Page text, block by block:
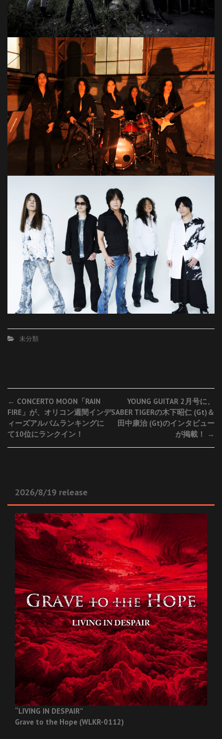
未分類
Post
navigation
← CONCERTO MOON「RAIN
FIRE」が、オリコン週間インデ
ィーズアルバムランキングに
て10位にランクイン！
YOUNG GUITAR 2月号に、
SABER TIGERの木下昭仁 (Gt)＆
田中康治 (Gt)のインタビュー
が掲載！
→
2026/8/19 release
“LIVING IN DESPAIR”
Grave to the Hope (WLKR-0112)